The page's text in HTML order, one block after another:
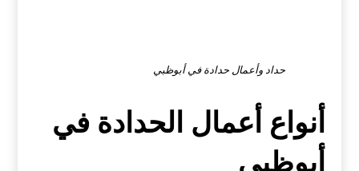
حداد وأعمال حدادة في أبوظبي
أنواع أعمال الحدادة في
أبوظبي